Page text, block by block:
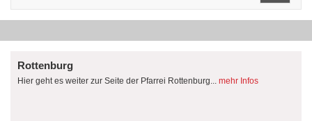
Rottenburg
Hier geht es weiter zur Seite der Pfarrei Rottenburg... mehr Infos